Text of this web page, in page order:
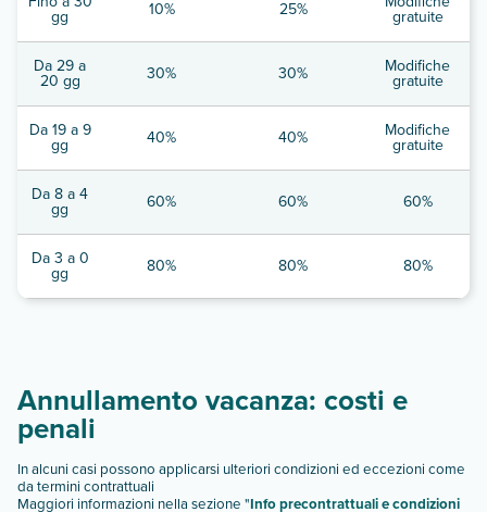
gg 10% 25% gratuite
Da 29 a
20 gg 30% 30% Modifiche
gratuite
Da 19 a 9
gg 40% 40% Modifiche
gratuite
Da 8 a 4
gg 60% 60% 60%
Da 3 a 0
gg 80% 80% 80%
Annullamento vacanza: costi e
penali
In alcuni casi possono applicarsi ulteriori condizioni ed eccezioni come
da termini contrattuali
Maggiori informazioni nella sezione "Info precontrattuali e condizioni